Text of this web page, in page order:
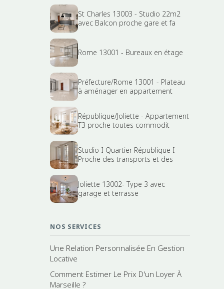
St Charles 13003 - Studio 22m2
avec Balcon proche gare et fa
Rome 13001 - Bureaux en étage
Préfecture/Rome 13001 - Plateau
à aménager en appartement
République/Joliette - Appartement
T3 proche toutes commodit
Studio I Quartier République I
Proche des transports et des
Joliette 13002- Type 3 avec
garage et terrasse
NOS SERVICES
Une Relation Personnalisée En Gestion
Locative
Comment Estimer Le Prix D'un Loyer À
Marseille ?